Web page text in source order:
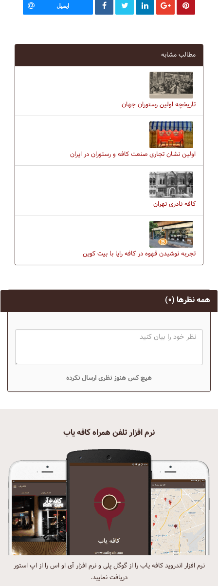
ایمیل
مطالب مشابه
تاریخچه اولین رستوران جهان
اولین نشان تجاری صنعت کافه و رستوران در ایران
کافه نادری تهران
تجربه نوشیدن قهوه در کافه رایا با بیت کوین
همه نظرها
هیچ کس هنوز نظری ارسال نکرده
نرم افزار تلفن همراه کافه یاب
نرم افزار اندروید کافه یاب را از گوگل پلی و نرم افزار آی او اس را از اپ استور
دریافت نمایید.